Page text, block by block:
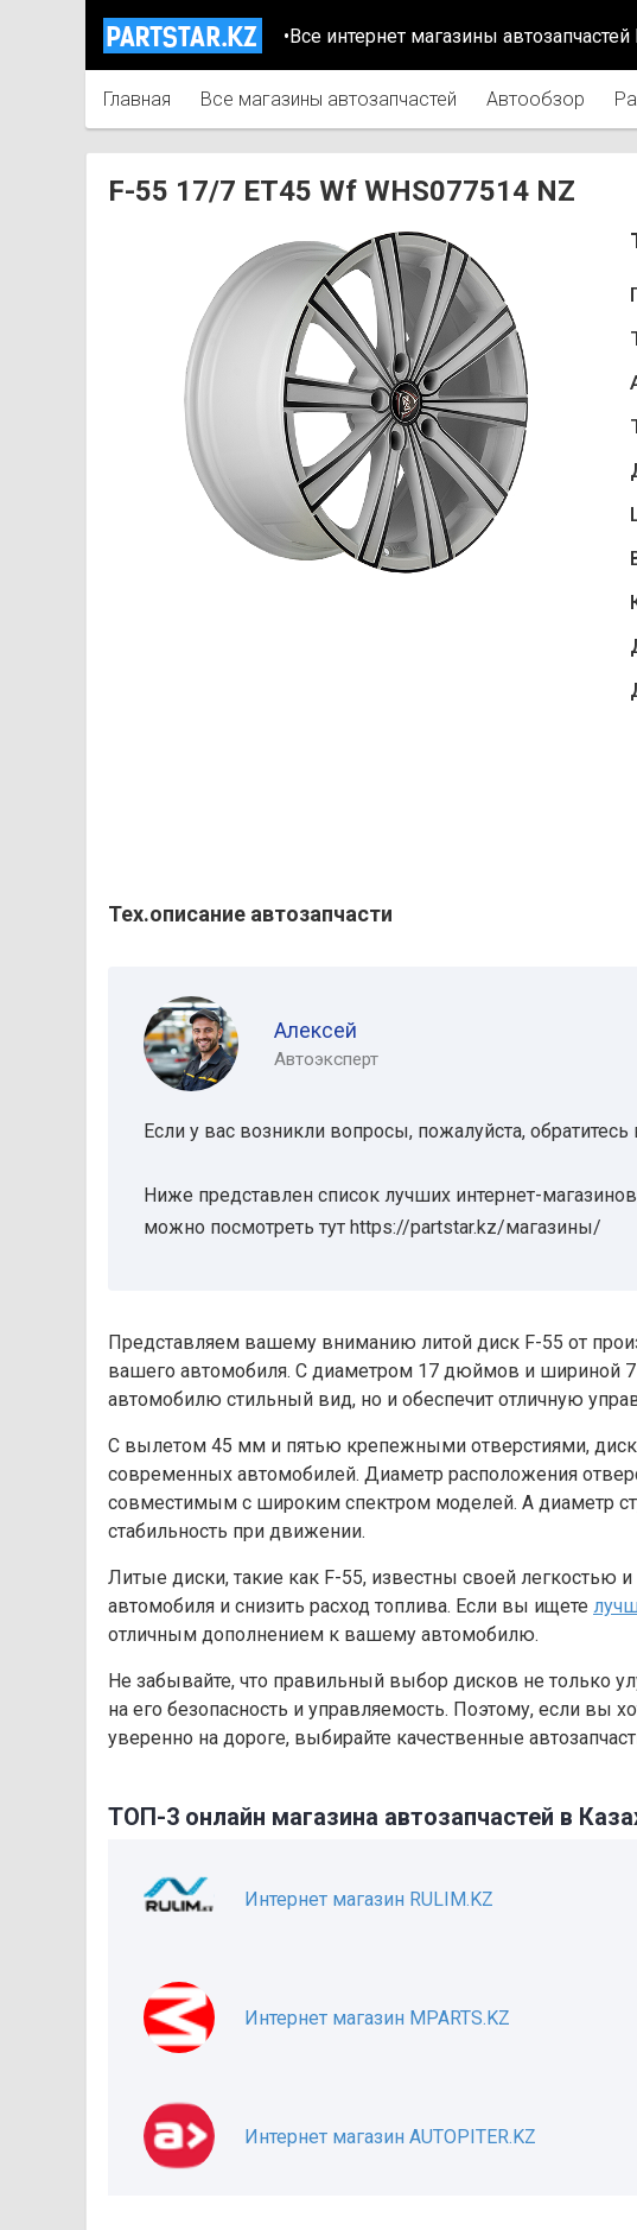
•Все интернет магазины автозапчастей
Главная Все магазины автозапчастей Автообзор
F-55 17/7 ET45 Wf WHS077514 NZ
Тех.описание автозапчасти
Алексей
Автоэксперт
Если у вас возникли вопросы, пожалуйста,
Ниже представлен список лучших интернет-
можно посмотреть тут https://partstar.kz/магазины/
Представляем вашему вниманию литой диск F-55 от
вашего автомобиля. С диаметром 17 дюймов и шириной
автомобилю стильный вид, но и обеспечит отличную
С вылетом 45 мм и пятью крепежными отверстиями,
современных автомобилей. Диаметр расположения
совместимым с широким спектром моделей. А диаметр
стабильность при движении.
Литые диски, такие как F-55, известны своей легкостью
автомобиля и снизить расход топлива. Если вы ищете
отличным дополнением к вашему автомобилю.
Не забывайте, что правильный выбор дисков не только
на его безопасность и управляемость. Поэтому, если вы
уверенно на дороге, выбирайте качественные
ТОП-3 онлайн магазина автозапчастей в
Интернет магазин RULIM.KZ
Интернет магазин MPARTS.KZ
Интернет магазин AUTOPITER.KZ